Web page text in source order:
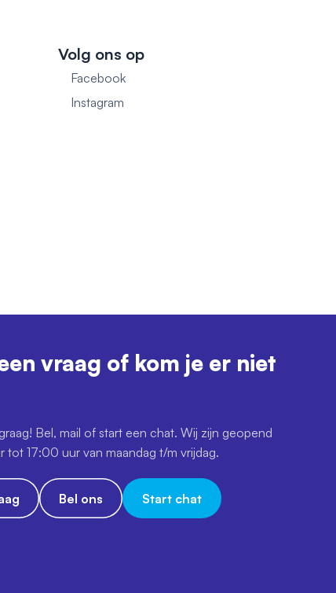
Volg ons op
Facebook
Instagram
vraag of kom je er niet
Bel, mail of start een chat. Wij zijn geopend
tot 17:00 uur van maandag t/m vrijdag.
Bel ons Start chat